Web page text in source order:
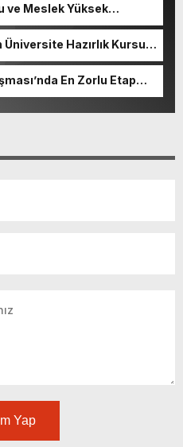
ve Meslek Yüksek
Hazırlık Kursu
Ağustos.
En Zorlu Etap
Yap